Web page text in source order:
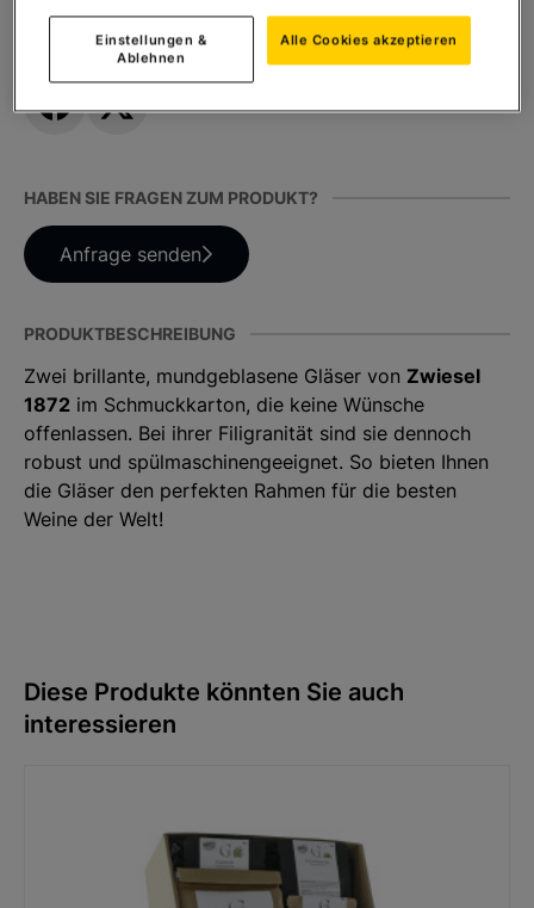
TEILEN SIE DIESES PRODUKT
HABEN SIE FRAGEN ZUM PRODUKT?
Anfrage senden
PRODUKTBESCHREIBUNG
Zwei brillante, mundgeblasene Gläser von Zwiesel
1872 im Schmuckkarton, die keine Wünsche
offenlassen. Bei ihrer Filigranität sind sie dennoch
robust und spülmaschinengeeignet. So bieten Ihnen
die Gläser den perfekten Rahmen für die besten
Weine der Welt!
Diese Produkte könnten Sie auch
interessieren
Einstellungen &
Ablehnen
Alle Cookies akzeptieren